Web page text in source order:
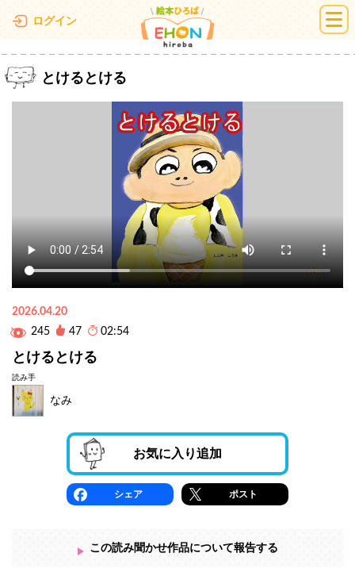
ログイン 絵本ひろば
とけるとける
2026.04.20
245
47 02:54
とけるとける
読み手
なみ
お気に入り追加
シェア ポスト
この読み聞かせ作品について報告する